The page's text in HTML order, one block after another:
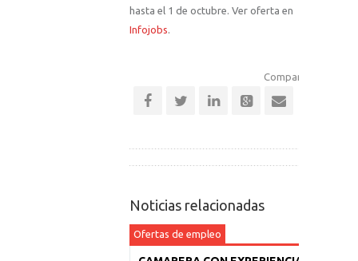
hasta el 1 de octubre. Ver oferta en
Infojobs.
Comparte esta
Noticias relacionadas
Ofertas de empleo